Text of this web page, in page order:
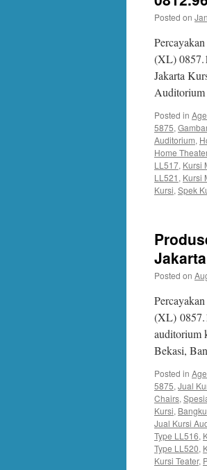
Posted on
(XL)
Jakarta
Auditorium
Posted in
5875,
Auditorium,
Home Theater
LL517, Kursi
LL521 , Kursi
Kursi, Spek
Jakarta
Posted on
(XL)
auditorium
Bekasi,
Posted in
5875, Jual
Chairs,
Kursi, Bangku
Jual Kursi
Type LL516,
Type LL520,
Kursi Teater,